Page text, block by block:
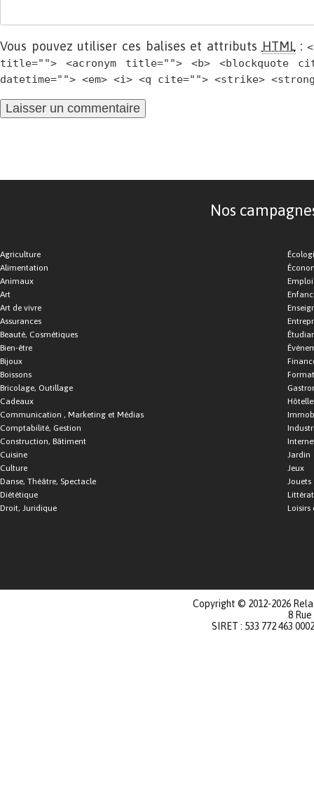
Vous pouvez utiliser ces balises et attributs HTML:
title=""> <acronym title=""> <b> <blockquote
datetime=""> <em> <i> <q cite=""> <strike>
Nos
Agriculture
Alimentation
Animaux
Art
Art de vivre
Assurances
Beauté, Cosmétiques
Bien-être
Bijoux
Boissons
Bricolage, Outillage
Cadeaux
Communication , Marketing et Médias
Comptabilité, Gestion
Construction, Bâtiment
Cuisine
Culture
Danse, Théâtre, Spectacle
Diététique
Droit, Juridique
Emploi
Jardin
Jeux
Jouets
Loisirs
Copyright © 2012-2026
8
SIRET : 533 772 463